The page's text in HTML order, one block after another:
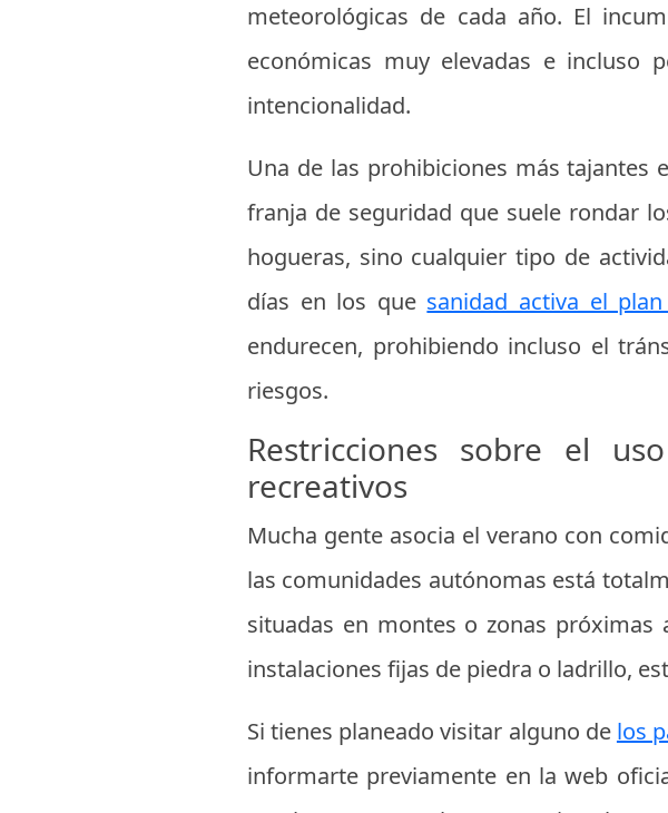
meteorológicas de cada año. El
económicas muy elevadas e incluso
intencionalidad.
Una de las prohibiciones más tajantes
franja de seguridad que suele rondar
hogueras, sino cualquier tipo de
días en los que sanidad activa el
endurecen, prohibiendo incluso el
riesgos.
Restricciones sobre el
recreativos
Mucha gente asocia el verano con
las comunidades autónomas está
situadas en montes o zonas
instalaciones fijas de piedra o ladrillo,
Si tienes planeado visitar alguno de los
informarte previamente en la web